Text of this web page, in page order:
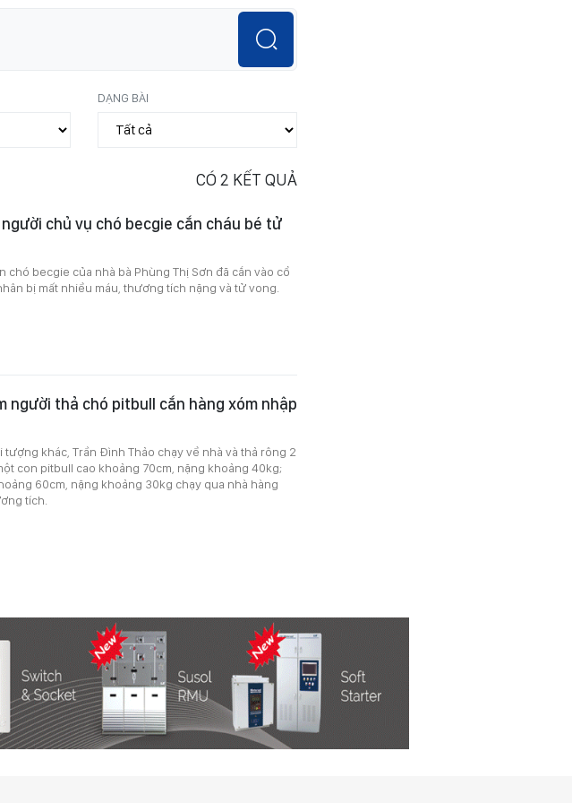
DẠNG BÀI
CÓ 2 KẾT QUẢ
chủ vụ chó becgie cắn cháu bé tử
chó becgie của nhà bà Phùng Thị Sơn đã cắn vào cổ
bị mất nhiều máu, thương tích nặng và tử vong.
người thả chó pitbull cắn hàng xóm nhập
tượng khác, Trần Đình Thảo chạy về nhà và thả rông 2
con pitbull cao khoảng 70cm, nặng khoảng 40kg;
60cm, nặng khoảng 30kg chạy qua nhà hàng
tích.